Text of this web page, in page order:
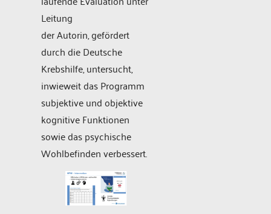
Leitung
der Autorin, gefördert
durch die Deutsche
Krebshilfe, untersucht,
inwieweit das Programm
subjektive und objektive
kognitive Funktionen
sowie das psychische
Wohlbefinden verbessert.